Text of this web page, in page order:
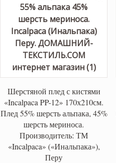
Шерстяной плед с кистями
«Incalpaca PP-12» 170х210см.
Плед 55% шерсть альпака, 45%
шерсть мериноса.
Производитель: ТМ
«Incalpaca» («Инальпака»),
Перу